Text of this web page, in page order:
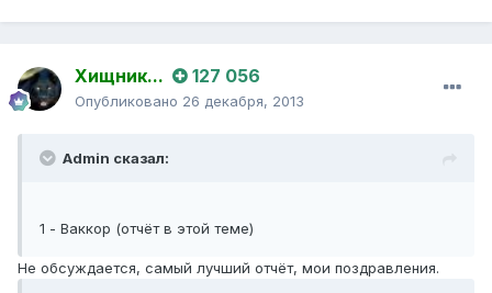
Хищник... 127 056
Опубликовано 26 декабря, 2013
Admin сказал:
1 - Ваккор (отчёт в этой теме)
Не обсуждается, самый лучший отчёт, мои поздравления.